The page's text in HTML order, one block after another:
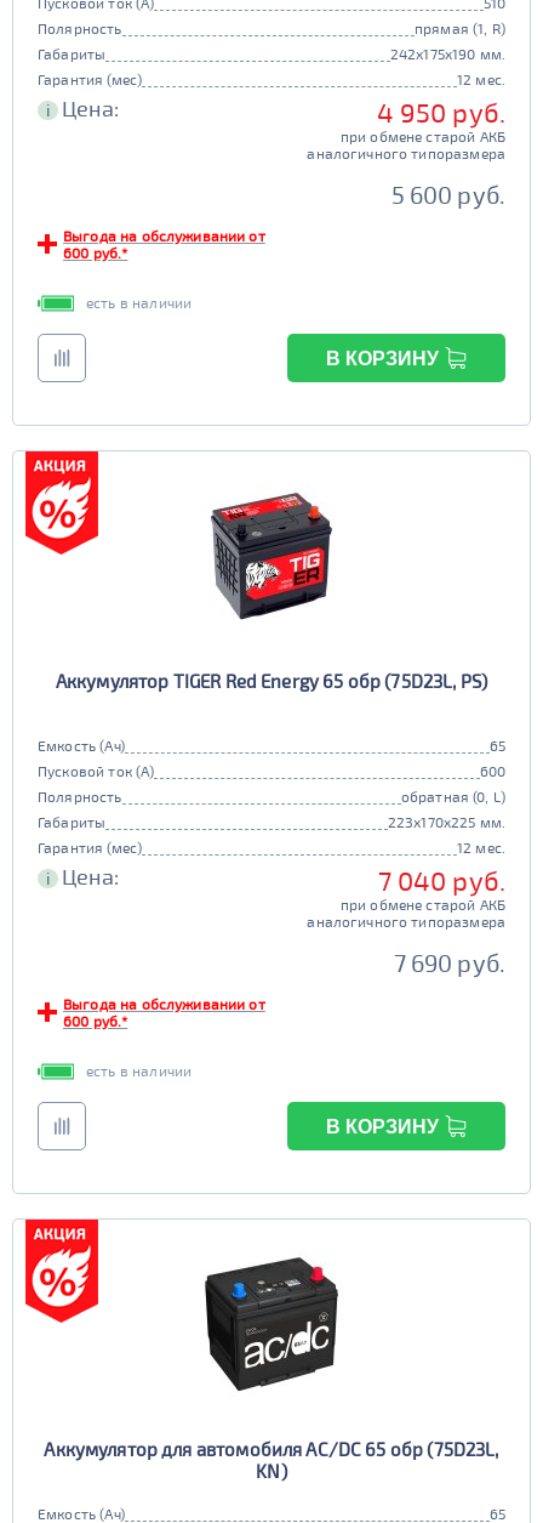
Полярность
прямая (1, R)
Габариты
242x175x190 мм.
Гарантия (мес)
12 мес.
i Цена: 4 950 руб.
при обмене старой АКБ
аналогичного типоразмера
5 600 руб.
Выгода на обслуживании от
600 руб.*
есть в наличии
В КОРЗИНУ
Аккумулятор TIGER Red Energy 65 обр (75D23L, PS)
Емкость (Ач)
65
Пусковой ток (А)
600
Полярность
обратная (0, L)
Габариты
223x170x225 мм.
Гарантия (мес)
12 мес.
i Цена: 7 040 руб.
при обмене старой АКБ
аналогичного типоразмера
7 690 руб.
Выгода на обслуживании от
600 руб.*
есть в наличии
В КОРЗИНУ
Аккумулятор для автомобиля AC/DC 65 обр (75D23L,
KN)
Емкость (Ач)
65